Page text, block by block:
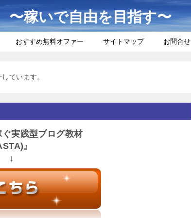
稼いで自由を目指す〜
おすすめ無料オファー サイトマップ お問合せ
ています。
実践型ブログ教材
』
↓